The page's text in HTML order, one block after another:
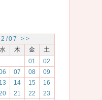
07
>>
水 木 金
土
01
02
07 08
09
13 14 15
16
21 22
23